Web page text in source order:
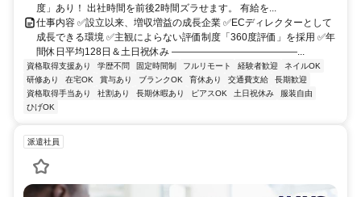
度」あり！ 出社時間を前後2時間ズラせます。 有給を...
仕事内容 ✅設立以来、増収増益の成長企業 ✅ECディレクターとして
成長できる環境 ✅主観によらない評価制度「360度評価」を採用 ✅年
間休日平均128日＆土日祝休み ―――――――――――――...
資格取得支援あり 学歴不問 固定時間制 フルリモート 経験者歓迎
ネイルOK
研修あり
在宅OK 賞与あり ブランクOK 育休あり 交通費支給
長期歓迎
資格取得手当あり
社割あり 長期休暇あり ピアスOK 土日祝休み
服装自由
ひげOK
派遣社員